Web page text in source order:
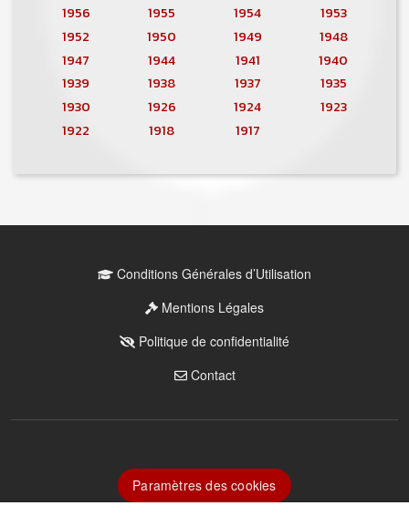
1956
1955 1954
1953
1952
1950 1949
1948
1947
1944 1941
1940
1939
1938 1937
1935
1930
1926 1924
1923
1922
1918 1917
Conditions Générales d’Utilisation
Mentions Légales
Politique de confidentialité
Contact
Paramètres CookiesParamètres des cookies